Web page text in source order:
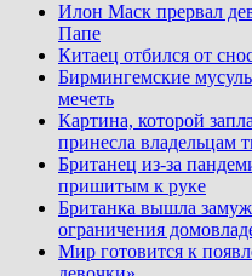
Илон Маск прервал
Папе
Китаец отбился от
Бирмингемские
мечеть
Картина, которой
принесла владельцам
Британец из-за
пришитым к руке
Британка вышла
ограничения
Мир готовится к